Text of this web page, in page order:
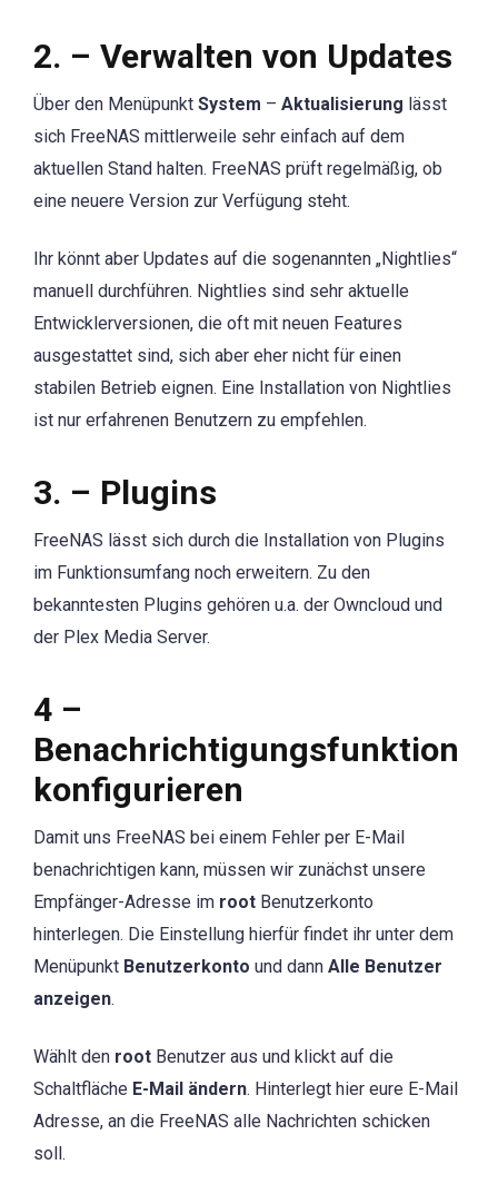
2. – Verwalten von Updates
Über den Menüpunkt System – Aktualisierung lässt
sich FreeNAS mittlerweile sehr einfach auf dem
aktuellen Stand halten. FreeNAS prüft regelmäßig, ob
eine neuere Version zur Verfügung steht.
Ihr könnt aber Updates auf die sogenannten „Nightlies“
manuell durchführen. Nightlies sind sehr aktuelle
Entwicklerversionen, die oft mit neuen Features
ausgestattet sind, sich aber eher nicht für einen
stabilen Betrieb eignen. Eine Installation von Nightlies
ist nur erfahrenen Benutzern zu empfehlen.
3. – Plugins
FreeNAS lässt sich durch die Installation von Plugins
im Funktionsumfang noch erweitern. Zu den
bekanntesten Plugins gehören u.a. der Owncloud und
der Plex Media Server.
4 –
Benachrichtigungsfunktion
konfigurieren
Damit uns FreeNAS bei einem Fehler per E-Mail
benachrichtigen kann, müssen wir zunächst unsere
Empfänger-Adresse im root Benutzerkonto
hinterlegen. Die Einstellung hierfür findet ihr unter dem
Menüpunkt Benutzerkonto und dann Alle Benutzer
anzeigen.
Wählt den root Benutzer aus und klickt auf die
Schaltfläche E-Mail ändern. Hinterlegt hier eure E-Mail
Adresse, an die FreeNAS alle Nachrichten schicken
soll.